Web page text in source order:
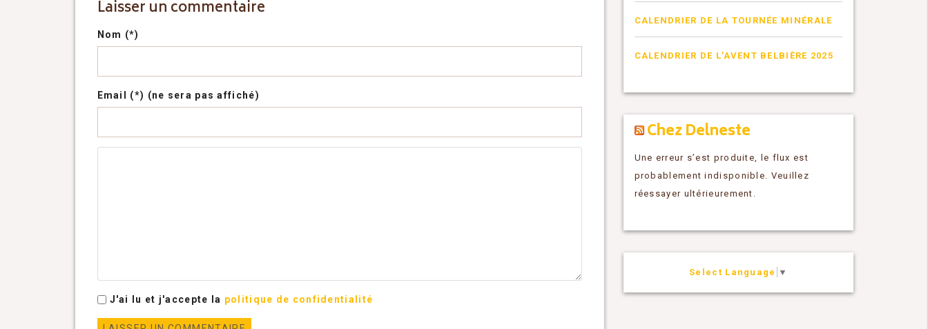
Laisser un commentaire
Nom (*)
Email (*) (ne sera pas affiché)
J'ai lu et j'accepte la politique de confidentialité
CALENDRIER DE LA TOURNÉE MINÉRALE
CALENDRIER DE L’AVENT BELBIÈRE 2025
Chez Delneste
Une erreur s’est produite, le flux est
probablement indisponible. Veuillez
réessayer ultérieurement.
Select Language ▼